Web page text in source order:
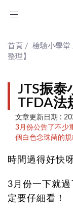
Toggle
首頁 / 檢驗小學堂
整理】
JTS振泰
TFDA法
文章更新日期 :
3月份公告了不少
個白色念珠菌的
時間過得好快
3月份一下就
定要仔細看！